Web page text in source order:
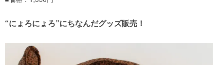
“にょろにょろ”にちなんだグッズ販売！